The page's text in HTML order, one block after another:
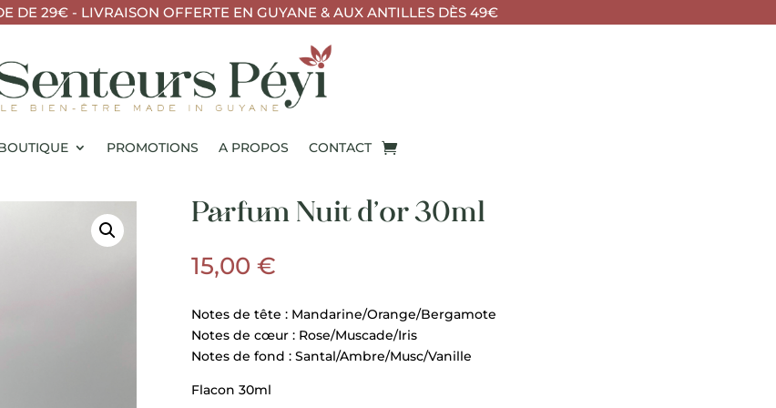
DE 29€ - LIVRAISON OFFERTE EN GUYANE & AUX ANTILLES DÈS 49€
PROMOTIONS A PROPOS CONTACT
Parfum Nuit d’or 30ml
15,00 €
Notes de tête : Mandarine/Orange/Bergamote
Notes de cœur : Rose/Muscade/Iris
Notes de fond : Santal/Ambre/Musc/Vanille
Flacon 30ml